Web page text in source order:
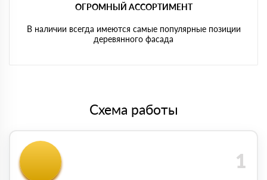
ОГРОМНЫЙ АССОРТИМЕНТ
В наличии всегда имеются самые популярные позиции
деревянного фасада
Схема работы